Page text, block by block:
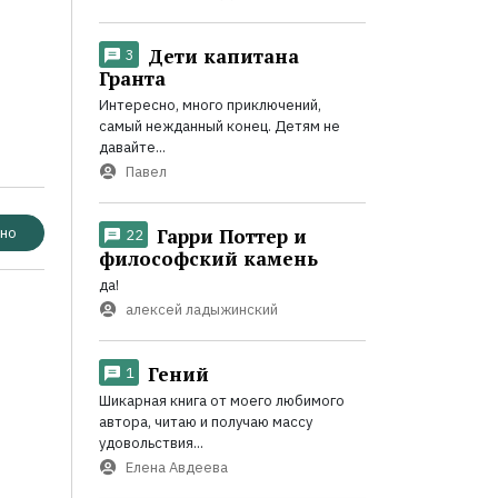
3
Дети капитана
Гранта
Интересно, много приключений,
самый нежданный конец. Детям не
давайте...
Павел
22
Гарри Поттер и
философский камень
да!
алексей ладыжинский
1 Гений
Шикарная книга от моего любимого
автора, читаю и получаю массу
удовольствия...
Елена Авдеева